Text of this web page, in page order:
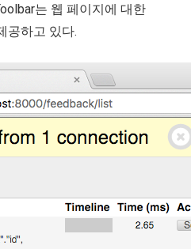
는 웹 페이지에 대한
공하고 있다.